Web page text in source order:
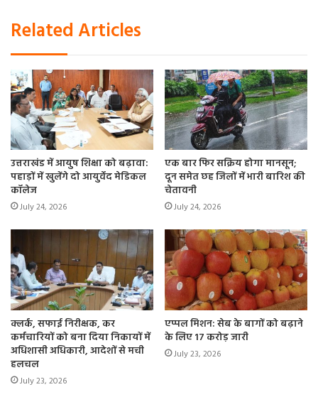
Related Articles
उत्तराखंड में आयुष शिक्षा को बढ़ावा:
पहाड़ों में खुलेंगे दो आयुर्वेद मेडिकल
कॉलेज
July 24, 2026
एक बार फिर सक्रिय होगा मानसून;
दून समेत छह जिलों में भारी बारिश की
चेतावनी
July 24, 2026
क्लर्क, सफाई निरीक्षक, कर
कर्मचारियों को बना दिया निकायों में
अधिशासी अधिकारी, आदेशों से मची
हलचल
July 23, 2026
एप्पल मिशन: सेब के बागों को बढ़ाने
के लिए 17 करोड़ जारी
July 23, 2026